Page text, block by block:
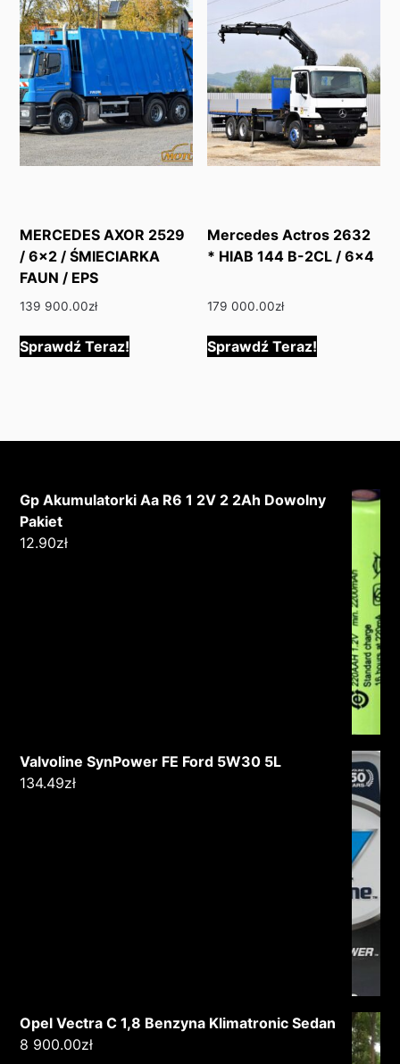
MERCEDES AXOR 2529
/ 6×2 / ŚMIECIARKA
FAUN / EPS
139 900.00zł
Sprawdź Teraz!
Mercedes Actros 2632
* HIAB 144 B-2CL / 6×4
179 000.00zł
Sprawdź Teraz!
Gp Akumulatorki Aa R6 1 2V 2 2Ah Dowolny
Pakiet
12.90zł
Valvoline SynPower FE Ford 5W30 5L
134.49zł
Opel Vectra C 1,8 Benzyna Klimatronic Sedan
8 900.00zł